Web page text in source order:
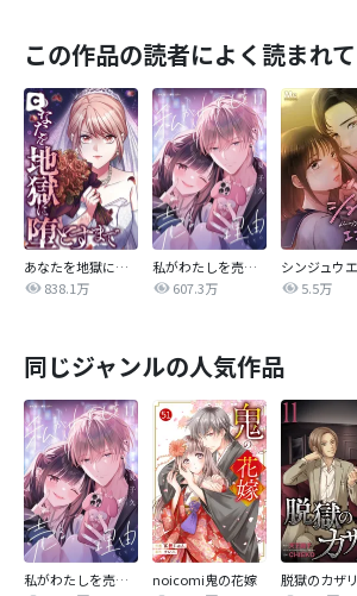
この作品の読者によく読まれ
あなたを地獄に堕とすまで
838.1万
私がわたしを売る理由
607.3万
5.5万
同じジャンルの人気作品
私がわたしを売る理由
noicomi鬼の花嫁
脱獄のカザ